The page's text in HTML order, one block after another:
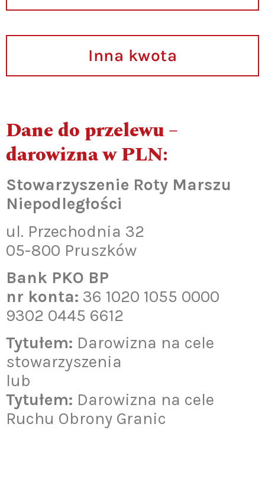
Inna kwota
Dane do przelewu –
darowizna w PLN:
Stowarzyszenie Roty Marszu
Niepodległości
ul. Przechodnia 32
05-800 Pruszków
Bank PKO BP
nr konta: 36 1020 1055 0000
9302 0445 6612
Tytułem: Darowizna na cele
stowarzyszenia
lub
Tytułem: Darowizna na cele
Ruchu Obrony Granic